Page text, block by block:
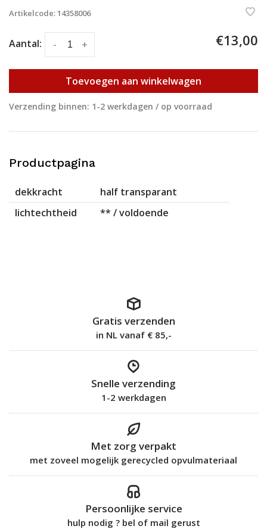
Artikelcode:14358006
Aantal: +
- €13,00
Toevoegen aan winkelwagen
Verzending binnen: 1-2 werkdagen / op voorraad
Productpagina
dekkracht
half transparant
lichtechtheid
** / voldoende
Gratis verzenden
in NL vanaf € 85,-
Snelle verzending
1-2 werkdagen
Met zorg verpakt
met zoveel mogelijk gerecycled opvulmateriaal
Persoonlijke service
hulp nodig ? bel of mail gerust